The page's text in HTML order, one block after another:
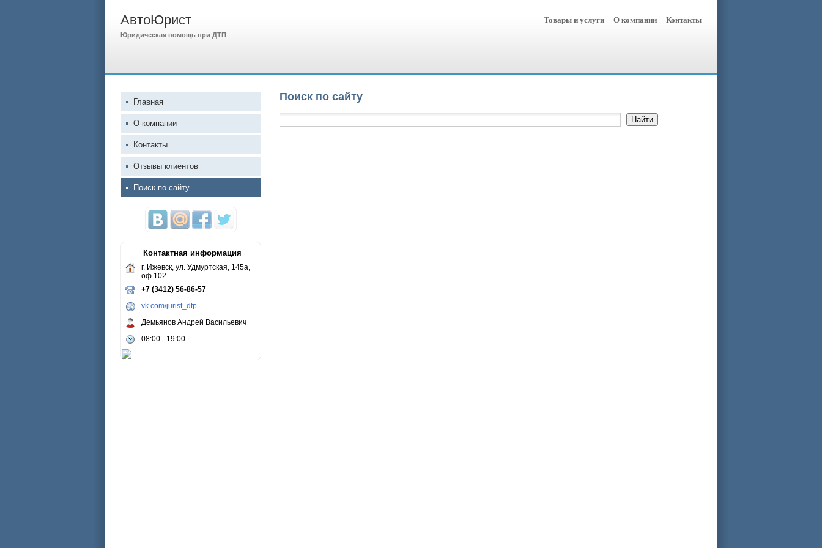
АвтоЮрист
Юридическая помощь при ДТП
Товары и услуги О компании Контакты
Поиск по сайту
Главная
О компании
Контакты
Отзывы клиентов
Поиск по сайту
Контактная информация
г. Ижевск, ул. Удмуртская, 145а,
оф.102
+7 (3412) 56-86-57
vk.com/jurist_dtp
Демьянов Андрей Васильевич
08:00 - 19:00